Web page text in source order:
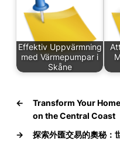
Effektiv Uppvärmning
med Värmepumpar i
Skåne
←
Transform Your
on the Central Coast
→
探索外匯交易的奧秘：